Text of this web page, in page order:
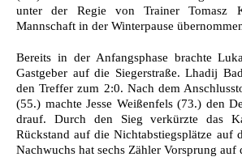
unter der Regie von Trainer Tomasz
Mannschaft in der Winterpause
Bereits in der Anfangsphase brachte
Gastgeber auf die Siegerstraße. Lhadij
den Treffer zum 2:0. Nach dem
(55.) machte Jesse Weißenfels (73.) den
drauf. Durch den Sieg verkürzte das
Rückstand auf die Nichtabstiegsplätze auf
Nachwuchs hat sechs Zähler Vorsprung auf